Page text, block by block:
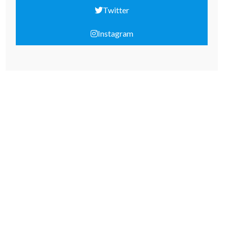
Twitter
Instagram